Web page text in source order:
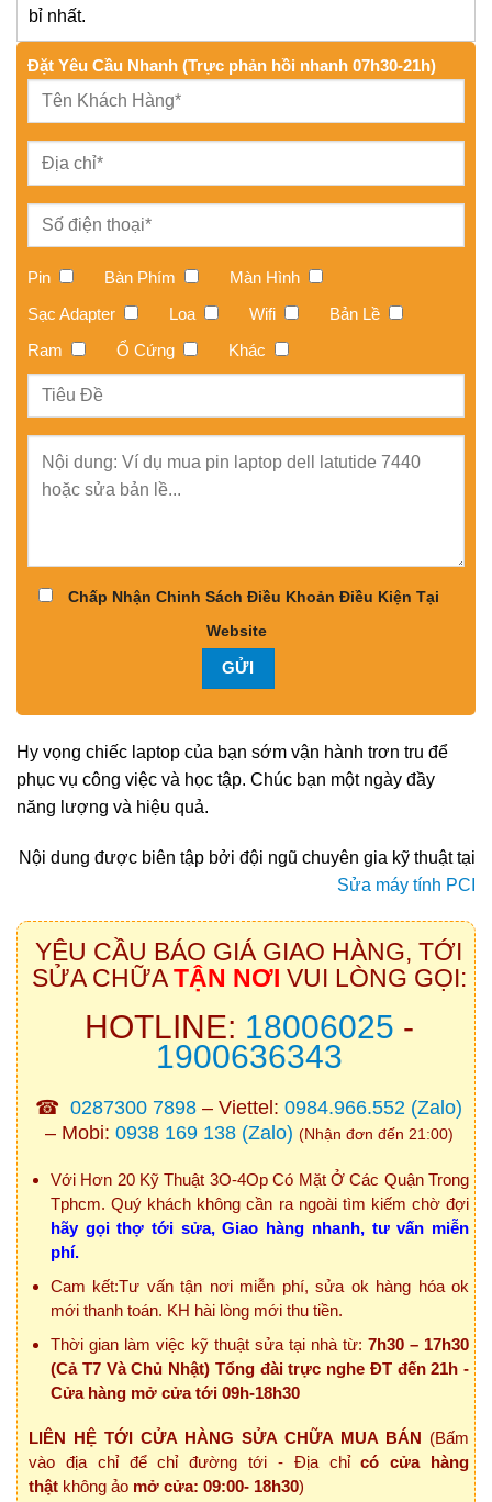
bỉ nhất.
Đặt Yêu Cầu Nhanh (Trực phản hồi nhanh 07h30-21h)
Pin Bàn Phím
Màn Hình
Sạc Adapter
Loa Wifi
Bản Lề
Ram
Ổ Cứng Khác
Chấp Nhận Chinh Sách Điều Khoản Điều Kiện Tại
Website
Hy vọng chiếc laptop của bạn sớm vận hành trơn tru để
phục vụ công việc và học tập. Chúc bạn một ngày đầy
năng lượng và hiệu quả.
Nội dung được biên tập bởi đội ngũ chuyên gia kỹ thuật tại
Sửa máy tính PCI
YÊU CẦU BÁO GIÁ GIAO HÀNG, TỚI
SỬA CHỮATẬN NƠI VUI LÒNG GỌI:
HOTLINE: 18006025 -
1900636343
☎ 0287300 7898 – Viettel: 0984.966.552 (Zalo)
– Mobi: 0938 169 138 (Zalo) (Nhận đơn đến 21:00)
Với Hơn 20 Kỹ Thuật 3O-4Op Có Mặt Ở Các Quận Trong
Tphcm. Quý khách không cần ra ngoài tìm kiếm chờ đợi
hãy gọi thợ tới sửa, Giao hàng nhanh, tư vấn miễn
phí.
Cam kết:Tư vấn tận nơi miễn phí, sửa ok hàng hóa ok
mới thanh toán. KH hài lòng mới thu tiền.
Thời gian làm việc kỹ thuật sửa tại nhà từ: 7h30 – 17h30
(Cả T7 Và Chủ Nhật) Tổng đài trực nghe ĐT đến 21h -
Cửa hàng mở cửa tới 09h-18h30
LIÊN HỆ TỚI CỬA HÀNG SỬA CHỮA MUA BÁN
(Bấm
vào địa chỉ để chỉ đường tới - Địa chỉcó cửa hàng
thật không ảo mở cửa: 09:00- 18h30)